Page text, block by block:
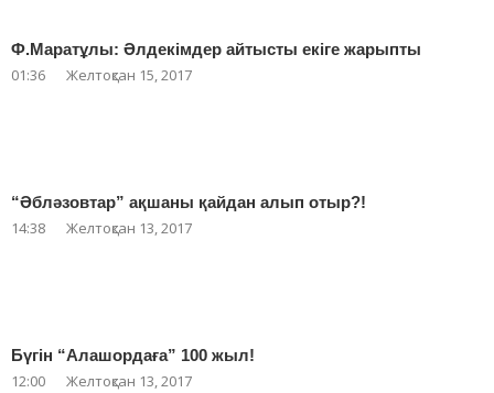
Ф.Маратұлы: Әлдекімдер айтысты екіге жарыпты
01:36 Желтоқсан 15, 2017
“Əблəзовтар” ақшаны қайдан алып отыр?!
14:38 Желтоқсан 13, 2017
Бүгін “Алашордаға” 100 жыл!
12:00 Желтоқсан 13, 2017